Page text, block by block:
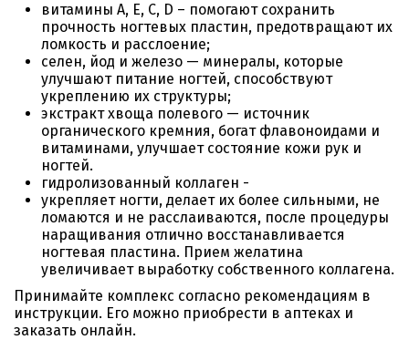
витамины А, Е, С, D – помогают сохранить
прочность ногтевых пластин, предотвращают их
ломкость и расслоение;
селен, йод и железо — минералы, которые
улучшают питание ногтей, способствуют
укреплению их структуры;
экстракт хвоща полевого — источник
органического кремния, богат флавоноидами и
витаминами, улучшает состояние кожи рук и
ногтей.
гидролизованный коллаген -
укрепляет ногти, делает их более сильными, не
ломаются и не расслаиваются, после процедуры
наращивания отлично восстанавливается
ногтевая пластина. Прием желатина
увеличивает выработку собственного коллагена.
Принимайте комплекс согласно рекомендациям в
инструкции. Его можно приобрести в аптеках и
заказать онлайн.